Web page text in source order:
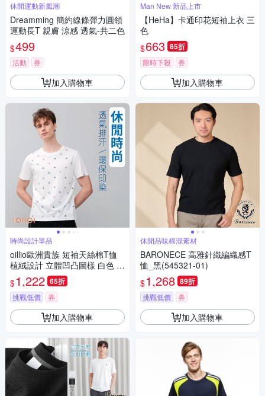
休閒運動新風潮
Dreamming 簡約線條彈力圓領
運動長T 親膚 涼感 透氣-共二色
$499
活動 券
加入購物車
時尚設計單品
oillio歐洲貴族 短袖天絲棉T恤
植絨設計 立體凹凸圖樣 白色 男
女裝 法國品牌
$1,222 65折
挑戰低價 券
加入購物車
Man New 新品上市
【HeHa】卡通印花短袖上衣 三
色
$663 85折
限時下殺 券
加入購物車
休閒品味棉混素材
BARONECE 高雅針織編織感T
恤_黑(545321-01)
$1,268 89折
挑戰低價 券
加入購物車